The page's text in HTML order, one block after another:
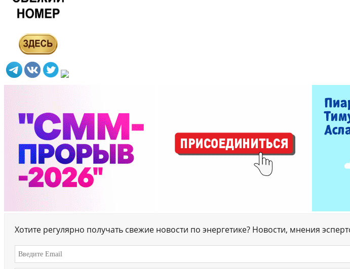
Хотите регулярно получать свежие новости по энергетике? Новости, мнения